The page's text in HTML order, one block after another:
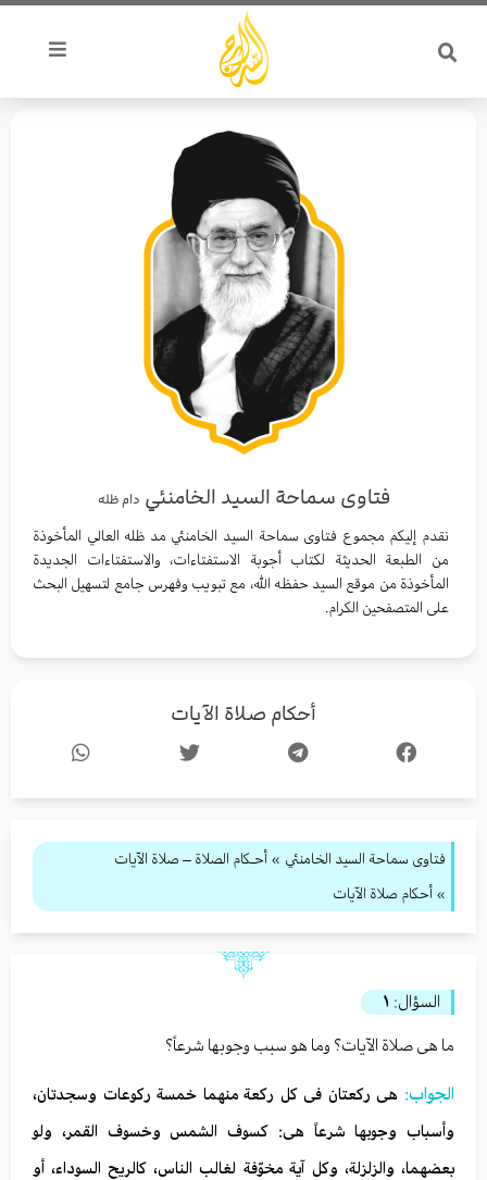
تخطي
المحتوى
فتاوى سماحة السيد الخامنئي دام ظله
نقدم إليكم مجموع فتاوى سماحة السيد الخامنئي مد ظله العالي المأخوذة
من الطبعة الحديثة لكتاب أجوبة الاستفتاءات، والاستفتاءات الجديدة
المأخوذة من موقع السيد حفظه الله، مع تبويب وفهرس جامع لتسهيل البحث
على المتصفحين الكرام.
أحكام صلاة الآيات
فتاوى سماحة السيد الخامنئي » أحـكام الصلاة – صلاة الآيات
» أحكام صلاة الآيات
السؤال: ١
ما هی صلاة الآیات؟ وما هو سبب وجوبها شرعاً؟
الجواب: هی رکعتان فی کل رکعة منهما خمسة رکوعات وسجدتان،
وأسباب وجوبها شرعاً هی: کسوف الشمس وخسوف القمر، ولو
بعضهما، والزلزلة، وکل آیة مخوّفة لغالب الناس، کالریح السوداء، أو